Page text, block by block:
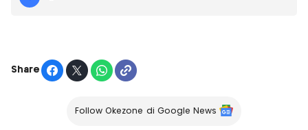
Share
Follow Okezone di Google News